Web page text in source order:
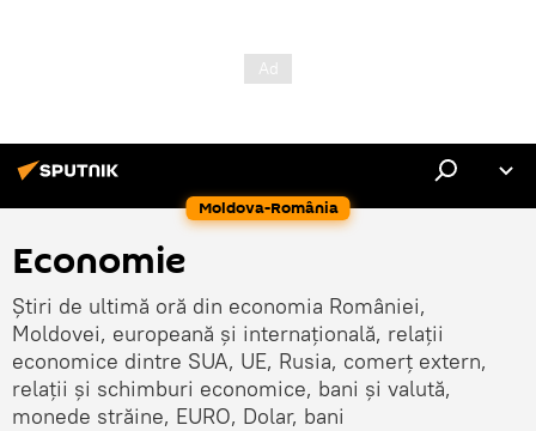
Moldova-România
Economie
Știri de ultimă oră din economia României,
Moldovei, europeană și internațională, relații
economice dintre SUA, UE, Rusia, comerț extern,
relații și schimburi economice, bani și valută,
monede străine, EURO, Dolar, bani